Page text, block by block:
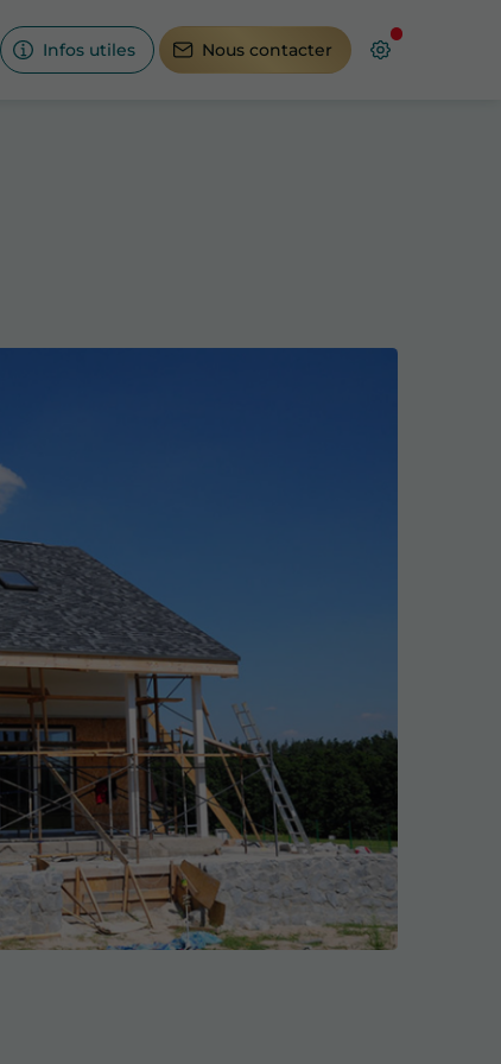
Infos utiles Nous contacter